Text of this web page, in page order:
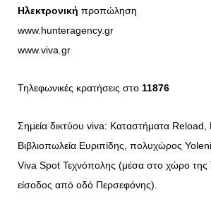
Ηλεκτρονική προπώληση
www.hunteragency.gr
www.viva.gr
Τηλεφωνικές κρατήσεις στο 11876
Σημεία δικτύου viva: Καταστήματα Reload,
Βιβλιοπωλεία Ευριπίδης, πολυχώρος
Viva Spot Τεχνόπολης (μέσα στο χώρο της
είσοδος από οδό Περσεφόνης).